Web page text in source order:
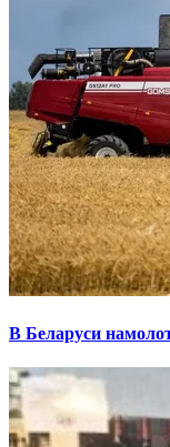
В Беларуси